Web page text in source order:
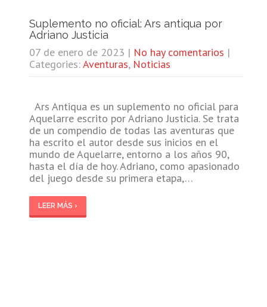
Suplemento no oficial: Ars antiqua por
Adriano Justicia
07 de enero de 2023 | No hay comentarios |
Categories:Aventuras, Noticias
Ars Antiqua es un suplemento no oficial para
Aquelarre escrito por Adriano Justicia. Se trata
de un compendio de todas las aventuras que
ha escrito el autor desde sus inicios en el
mundo de Aquelarre, entorno a los años 90,
hasta el día de hoy. Adriano, como apasionado
del juego desde su primera etapa,…
LEER MÁS ›